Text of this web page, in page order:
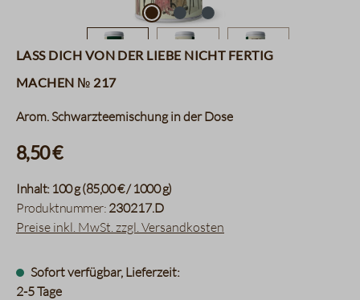
Lass dich von der Liebe nicht fertig
machen № 217
Arom. Schwarzteemischung in der Dose
8,50 €
Inhalt: 100 g(85,00 € / 1000 g)
Produktnummer: 230217.D
Preise inkl. MwSt. zzgl. Versandkosten
Sofort verfügbar, Lieferzeit:
2-5 Tage